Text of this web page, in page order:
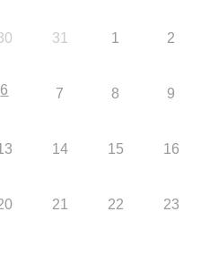
31 1 2
6 7 8 9
14 15 16
21 22 23